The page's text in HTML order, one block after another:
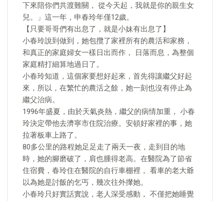
下來陪你們共渡難關， 從今天起，我就是你的親生女
兒。」這一年，申春玲年僅12歲。
【只要哥哥們有出息了，就是小妹有出息了】
小春玲說到做到，她包攬了家裡所有的農活和家務，
和真正的家庭婦女一樣日出而作， 日落而息，為整個
家庭精打細算地過日了。
小春玲知道，這個家要想好起來，首先得讓繼父好起
來，所以，在繁忙的農活之餘，她一刻也沒有停止為
繼父治病。
1996年盛夏，由於天氣炎熱，繼父的病情加重， 小春
玲決定帶他去濟寧市住院治療。安頓好家裡的事，她
拉著板車上路了。
80多公里的路程她足足走了兩天一夜，走到目的地
時，她的腳磨破了，肩也腫得老高。在醫院為了節省
住宿費，春玲住在醫院的自行車棚裡， 看車的老大爺
以為她是討飯的乞丐，幾次往外攆她。
小春玲只好實話實說，老人深受感動， 不僅把她睡覺